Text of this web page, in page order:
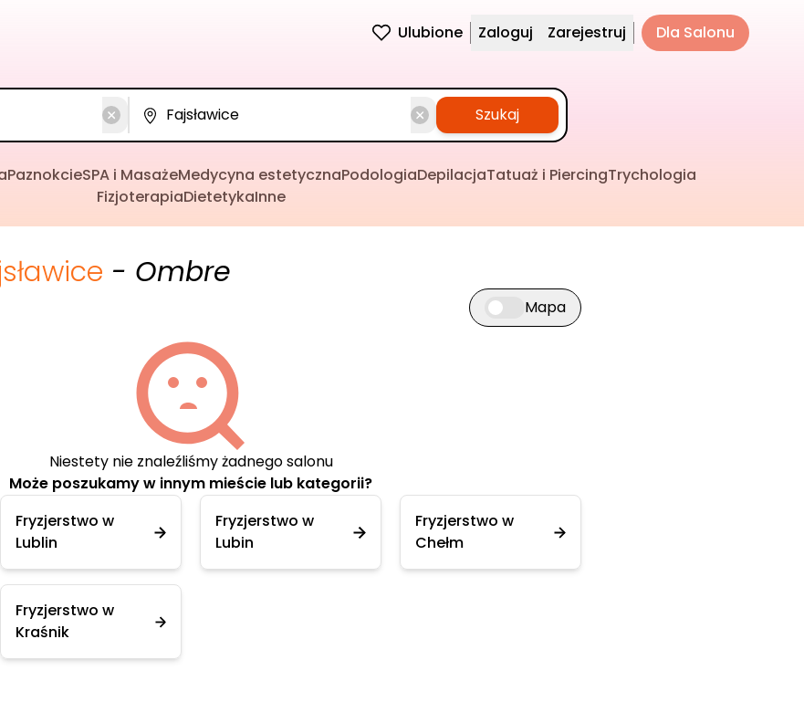
Ulubione Zaloguj Zarejestruj Dla Salonu
Szukaj
PaznokcieSPA i MasażeMedycyna estetycznaPodologiaDepilacjaTatuaż i PiercingTrychologia
FizjoterapiaDietetykaInne
- Ombre
Przełącz widok mapy
Mapa
Niestety nie znaleźliśmy żadnego salonu
Może poszukamy w innym mieście lub kategorii?
Fryzjerstwo w
Lublin
Fryzjerstwo w
Lubin
Fryzjerstwo w
Chełm
Fryzjerstwo w
Kraśnik